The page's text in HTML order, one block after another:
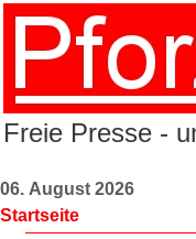
Freie Presse -
06. August 2026
Startseite